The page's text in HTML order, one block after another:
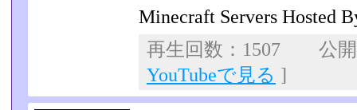
Minecraft Servers Hosted
再生回数：1507 公
YouTubeで見る ]